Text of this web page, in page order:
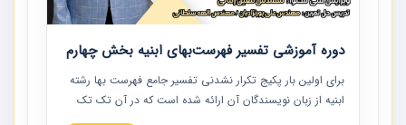
دوره آموزشی تفسیر فهرست‌بهای ابنیه بخش چهارم
برای اولین بار پکیج تکرار نشدنی تفسیر جامع فهرست بها رشته
ابنیه از زبان نویسندگان آن ارائه شده است که در آن تک تک
ردیف ها و مطالب فهرست بها تفسیر و ارائه شده است. این